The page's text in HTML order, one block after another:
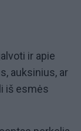
ir apie
auksinius, ar
iš esmės